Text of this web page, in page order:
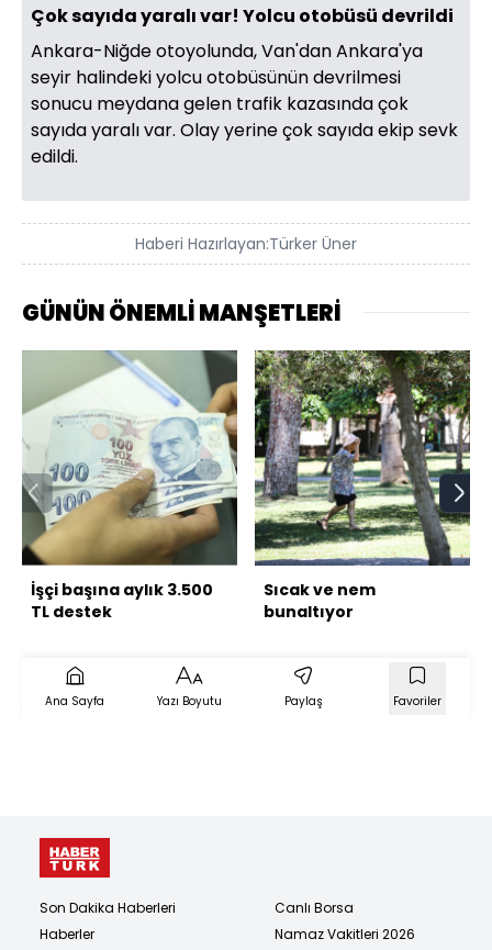
Çok sayıda yaralı var! Yolcu otobüsü devrildi
Ankara-Niğde otoyolunda, Van'dan Ankara'ya
seyir halindeki yolcu otobüsünün devrilmesi
sonucu meydana gelen trafik kazasında çok
sayıda yaralı var. Olay yerine çok sayıda ekip sevk
edildi.
Haberi Hazırlayan:Türker Üner
GÜNÜN ÖNEMLİ MANŞETLERİ
İşçi başına aylık 3.500
TL destek
Sıcak ve nem
bunaltıyor
Ana Sayfa Yazı Boyutu Paylaş Favoriler
Son Dakika Haberleri
Haberler
Canlı Borsa
Namaz Vakitleri 2026